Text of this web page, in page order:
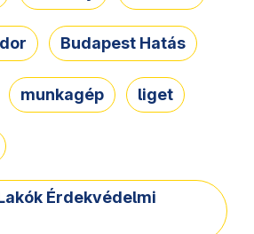
Budapest Hatás
munkagép liget
Érdekvédelmi